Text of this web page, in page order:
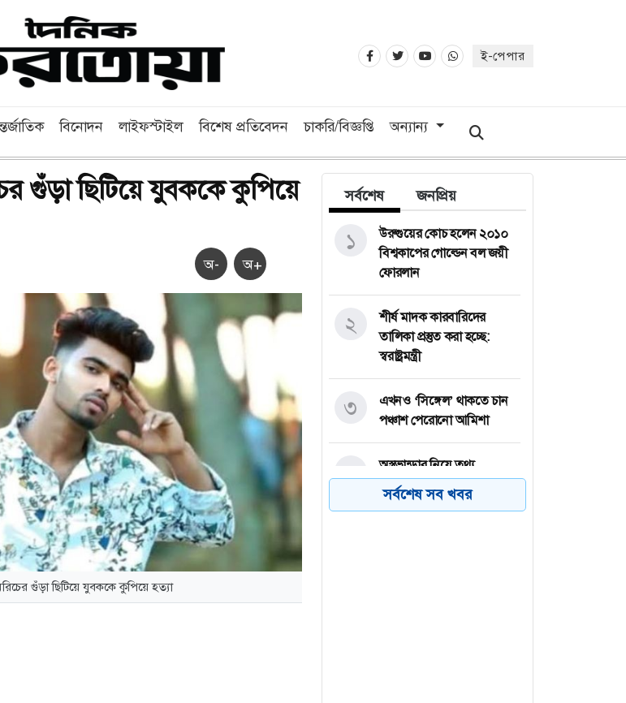
ই-পেপার
বিনোদন লাইফস্টাইল বিশেষ প্রতিবেদন চাকরি/বিজ্ঞপ্তি অন্যান্য
গুঁড়া ছিটিয়ে যুবককে কুপিয়ে
অ- অ+
গুঁড়া ছিটিয়ে যুবককে কুপিয়ে হত্যা
সর্বশেষ জনপ্রিয়
উরুগুয়ের কোচ হলেন ২০১০
বিশ্বকাপের গোল্ডেন বল জয়ী
ফোরলান
১
শীর্ষ মাদক কারবারিদের
তালিকা প্রস্তুত করা হচ্ছে:
স্বরাষ্ট্রমন্ত্রী
২
এখনও ‘সিঙ্গেল’ থাকতে চান
পঞ্চাশ পেরোনো আমিশা
৩
অস্ত্রভান্ডার নিয়ে তথ্য
ফাঁসকারীদের কারাদণ্ডের
হুঁশিয়ারি ট্রাম্পের
৪
সর্বশেষ সব খবর